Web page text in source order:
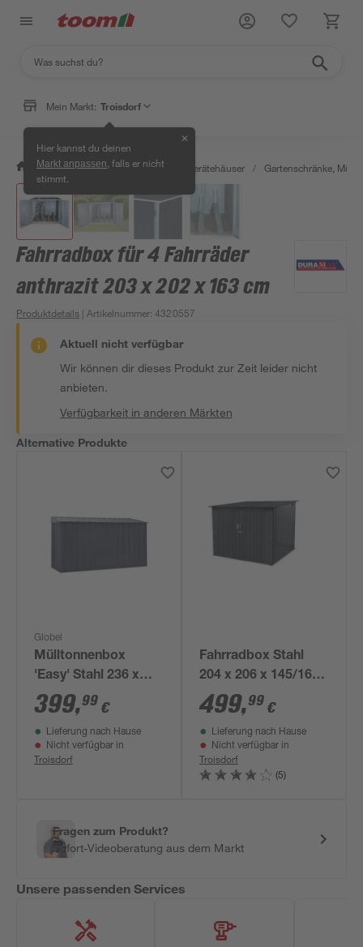
Mein Markt: Troisdorf
Hier kannst du deinen
Markt anpassen , falls er nicht
stimmt.
✕
/ Garten & Freizeit / Garten- & Gerätehäuser / Gartenschränke,
Fahrradbox für 4 Fahrräder
anthrazit 203 x 202 x 163 cm
Produktdetails | Artikelnummer:4320557
Aktuell nicht verfügbar
Wir können dir dieses Produkt zur Zeit leider nicht
anbieten.
Verfügbarkeit in anderen Märkten
Alternative Produkte
Globel
Mülltonnenbox
'Easy' Stahl 236 x
101 x 131,5 cm
399,99 €
Lieferung nach Hause
Nicht verfügbar in
Troisdorf
Fahrradbox Stahl
204 x 206 x 145/163
cm
499,99 €
Lieferung nach Hause
Nicht verfügbar in
Troisdorf
(5)
Fragen zum Produkt?
Sofort-Videoberatung aus dem Markt
Unsere passenden Services